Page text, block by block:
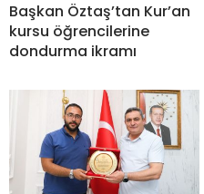
Başkan Öztaş’tan Kur’an
kursu öğrencilerine
dondurma ikramı